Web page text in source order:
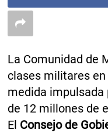
La Comunidad de
clases militares
medida impulsada
de 12 millones de
El Consejo de